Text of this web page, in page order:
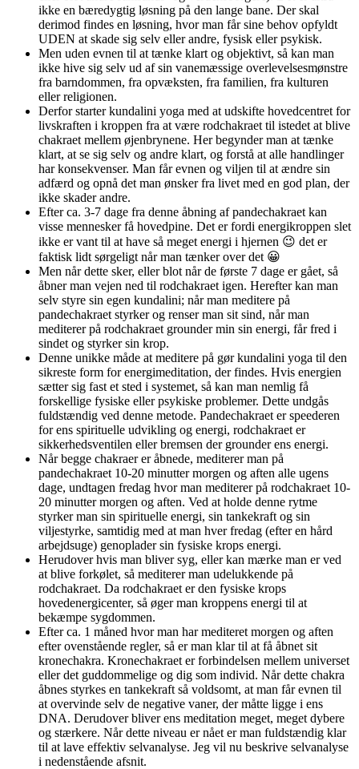
ikke en bæredygtig løsning på den lange bane. Der skal
derimod findes en løsning, hvor man får sine behov opfyldt
UDEN at skade sig selv eller andre, fysisk eller psykisk.
Men uden evnen til at tænke klart og objektivt, så kan man
ikke hive sig selv ud af sin vanemæssige overlevelsesmønstre
fra barndommen, fra opvæksten, fra familien, fra kulturen
eller religionen.
Derfor starter kundalini yoga med at udskifte hovedcentret for
livskraften i kroppen fra at være rodchakraet til istedet at blive
chakraet mellem øjenbrynene. Her begynder man at tænke
klart, at se sig selv og andre klart, og forstå at alle handlinger
har konsekvenser. Man får evnen og viljen til at ændre sin
adfærd og opnå det man ønsker fra livet med en god plan, der
ikke skader andre.
Efter ca. 3-7 dage fra denne åbning af pandechakraet kan
visse mennesker få hovedpine. Det er fordi energikroppen slet
ikke er vant til at have så meget energi i hjernen 😉 det er
faktisk lidt sørgeligt når man tænker over det 😀
Men når dette sker, eller blot når de første 7 dage er gået, så
åbner man vejen ned til rodchakraet igen. Herefter kan man
selv styre sin egen kundalini; når man meditere på
pandechakraet styrker og renser man sit sind, når man
mediterer på rodchakraet grounder min sin energi, får fred i
sindet og styrker sin krop.
Denne unikke måde at meditere på gør kundalini yoga til den
sikreste form for energimeditation, der findes. Hvis energien
sætter sig fast et sted i systemet, så kan man nemlig få
forskellige fysiske eller psykiske problemer. Dette undgås
fuldstændig ved denne metode. Pandechakraet er speederen
for ens spirituelle udvikling og energi, rodchakraet er
sikkerhedsventilen eller bremsen der grounder ens energi.
Når begge chakraer er åbnede, mediterer man på
pandechakraet 10-20 minutter morgen og aften alle ugens
dage, undtagen fredag hvor man mediterer på rodchakraet 10-
20 minutter morgen og aften. Ved at holde denne rytme
styrker man sin spirituelle energi, sin tankekraft og sin
viljestyrke, samtidig med at man hver fredag (efter en hård
arbejdsuge) genoplader sin fysiske krops energi.
Herudover hvis man bliver syg, eller kan mærke man er ved
at blive forkølet, så mediterer man udelukkende på
rodchakraet. Da rodchakraet er den fysiske krops
hovedenergicenter, så øger man kroppens energi til at
bekæmpe sygdommen.
Efter ca. 1 måned hvor man har mediteret morgen og aften
efter ovenstående regler, så er man klar til at få åbnet sit
kronechakra. Kronechakraet er forbindelsen mellem universet
eller det guddommelige og dig som individ. Når dette chakra
åbnes styrkes en tankekraft så voldsomt, at man får evnen til
at overvinde selv de negative vaner, der måtte ligge i ens
DNA. Derudover bliver ens meditation meget, meget dybere
og stærkere. Når dette niveau er nået er man fuldstændig klar
til at lave effektiv selvanalyse. Jeg vil nu beskrive selvanalyse
i nedenstående afsnit.